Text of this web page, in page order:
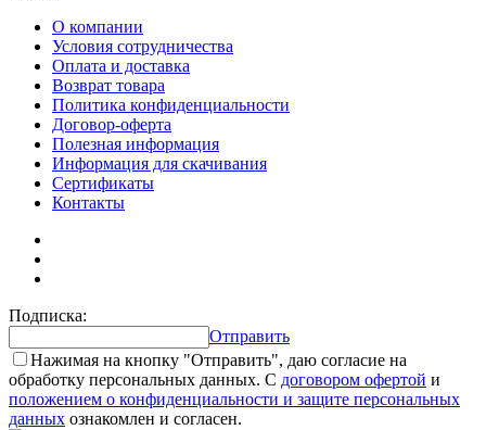
О компании
Условия сотрудничества
Оплата и доставка
Возврат товара
Политика конфиденциальности
Договор-оферта
Полезная информация
Информация для скачивания
Сертификаты
Контакты
Подписка:
Отправить
Нажимая на кнопку "Отправить", даю согласие на
обработку персональных данных. С договором офертой и
положением о конфиденциальности и защите персональных
данных ознакомлен и согласен.